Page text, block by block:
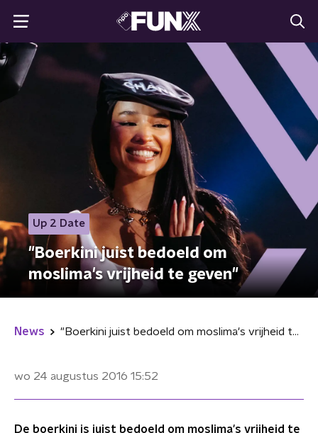
Up 2 Date
"Boerkini juist bedoeld om
moslima's vrijheid te geven"
News "Boerkini juist bedoeld om moslima's vrijheid te geven"
wo 24 augustus 2016 15:52
De boerkini is juist bedoeld om moslima's vrijheid te